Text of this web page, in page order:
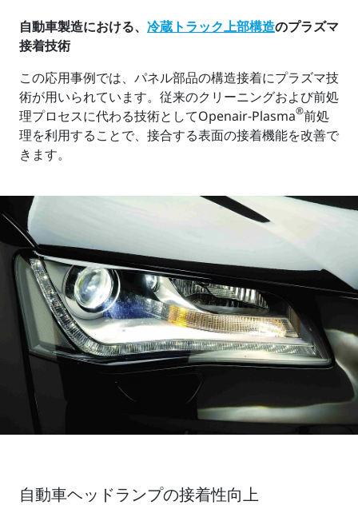
自動車製造における、 冷蔵トラック上部構造のプラズマ
接着技術
この応用事例では、パネル部品の構造接着にプラズマ技
術が用いられています。従来のクリーニングおよび前処
理プロセスに代わる技術としてOpenair-Plasma®前処
理を利用することで、接合する表面の接着機能を改善で
きます。
自動車ヘッドランプの接着性向上